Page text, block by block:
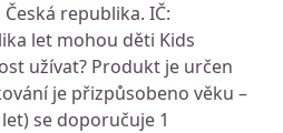
republika. IČ:
let mohou děti Kids
užívat? Produkt je určen
je přizpůsobeno věku –
se doporučuje 1